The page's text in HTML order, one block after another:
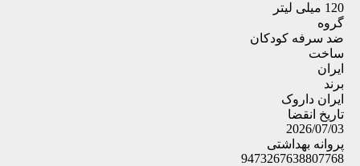
120 میلی لیتر
گروه
ضد سرفه کودکان
ساخت
ایران
برند
ایران داروک
تاریخ انقضا
2026/07/03
پروانه بهداشتی
9473267638807768